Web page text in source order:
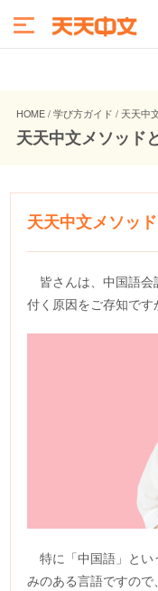
HOME / 学び方ガイド / 天天中
天天中文メソッド
天天中文メソッ
皆さんは、中国語
付く原因をご存知です
特に「中国語」と
みのある言語ですの